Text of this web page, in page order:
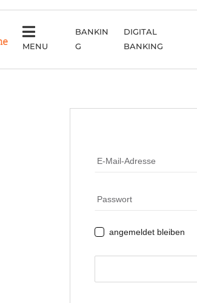
MENU
BANKIN
G
DIGITAL
BANKING